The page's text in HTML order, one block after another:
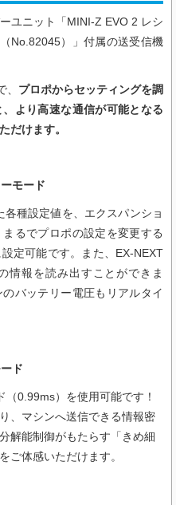
ユニット「MINI-Z EVO 2 レシ
No.82045）
」付属の送受信機
プロポからセッティングを調
より高速な通信が可能となる
だけます。
モード
種設定値を、エクスパンショ
るでプロポの設定を変更する
定可能です。また、EX-NEXT
情報を読み出すことができま
バッテリー電圧もリアルタイ
ド
0.99ms）を使用可能です！
、マシンへ送信できる情報密
解能制御がもたらす「きめ細
ご体感いただけます。